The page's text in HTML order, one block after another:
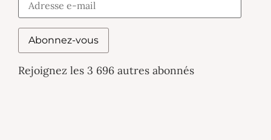
Abonnez-vous
Rejoignez les 3 696 autres abonnés